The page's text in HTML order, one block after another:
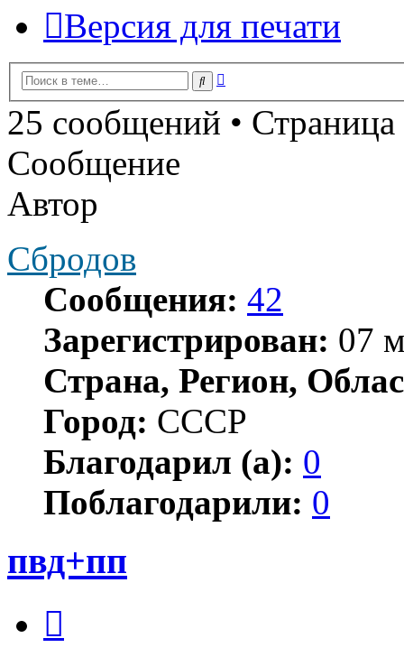
Версия для печати
Поиск
25 сообщений • Страница
Сообщение
Автор
Сбродов
Сообщения: 42
Зарегистрирован: 07
Страна, Регион,
Город: СССР
Благодарил (а): 0
Поблагодарили: 0
пвд+пп